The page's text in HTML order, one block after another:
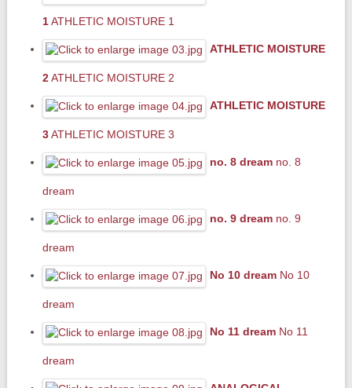
1 ATHLETIC MOISTURE 1
ATHLETIC MOISTURE
2 ATHLETIC MOISTURE 2
ATHLETIC MOISTURE
3 ATHLETIC MOISTURE 3
no. 8 dream no. 8
dream
no. 9 dream no. 9
dream
No 10 dream No 10
dream
No 11 dream No 11
dream